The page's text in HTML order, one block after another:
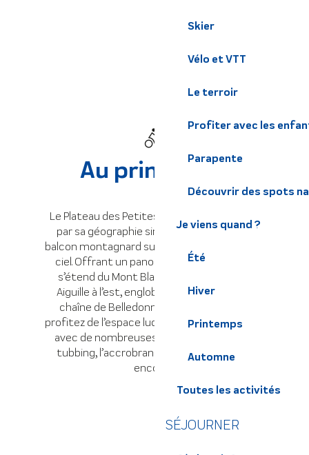
Skier
Vélo et VTT
Le terroir
Profiter avec les
Parapente
Découvrir des spots
Je viens quand ?
Été
Hiver
Printemps
Automne
Toutes les activités
SÉJOURNER
Au printemps
Le Plateau des Petites Roches se distingue
par sa géographie singulière, formant un
balcon montagnard suspendu entre terre et
ciel. Offrant un panorama exceptionnel, il
s’étend du Mont Blanc à l’ouest au Mont
Aiguille à l’est, englobant la majestueuse
chaîne de Belledonne. Jusqu’au 31 mars,
profitez de l’espace ludique du Col de Marcieu
avec de nombreuses activités comme le
tubbing, l’accrobranche et bien d’autres
encore…